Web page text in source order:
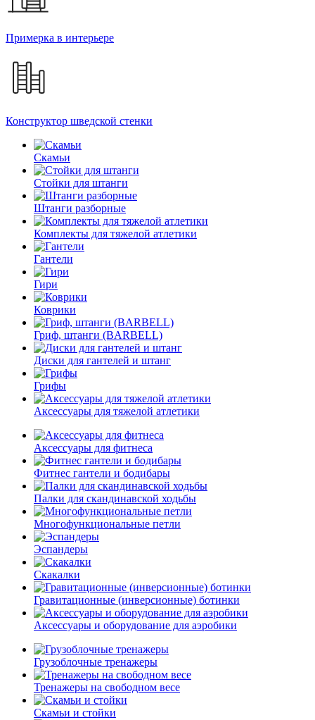
Примерка в интерьере
Конструктор шведской стенки
Скамьи
Стойки для штанги
Штанги разборные
Комплекты для тяжелой атлетики
Гантели
Гири
Коврики
Гриф, штанги (BARBELL)
Диски для гантелей и штанг
Грифы
Аксессуары для тяжелой атлетики
Аксессуары для фитнеса
Фитнес гантели и бодибары
Палки для скандинавской ходьбы
Многофункциональные петли
Эспандеры
Скакалки
Гравитационные (инверсионные) ботинки
Аксессуары и оборудование для аэробики
Грузоблочные тренажеры
Тренажеры на свободном весе
Скамьи и стойки